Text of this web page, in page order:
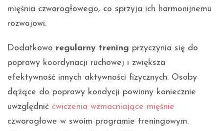
mięśnia czworogłowego, co sprzyja ich harmonijnemu
rozwojowi.
Dodatkowo regularny trening przyczynia się do
poprawy koordynacji ruchowej i zwiększa
efektywność innych aktywności fizycznych. Osoby
dążące do poprawy kondycji powinny koniecznie
uwzględnić ćwiczenia wzmacniające mięśnie
czworogłowe w swoim programie treningowym.